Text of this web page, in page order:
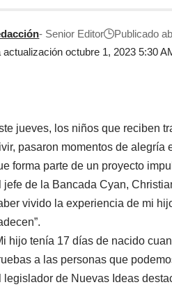
actualización octubre 1, 2023 5:30
- Senior Editor Publicado
jueves, los niños que reciben
pasaron momentos de alegría
forma parte de un proyecto
jefe de la Bancada Cyan,
vivido la experiencia de mi
hijo tenía 17 días de nacido
a las personas que
legislador de Nuevas Ideas